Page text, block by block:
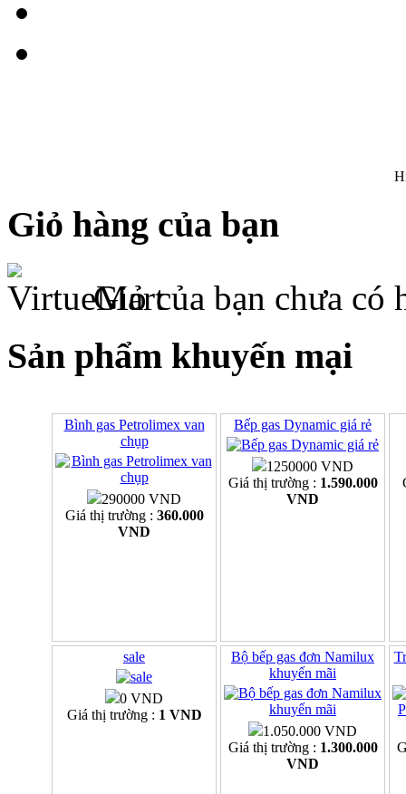
Giỏ hàng của bạn
Giỏ của bạn chưa có
Sản phẩm khuyến mại
Bình gas Petrolimex van
chụp
290000 VND
Giá thị trường : 360.000
VND
Bếp gas Dynamic giá rẻ
1250000 VND
Giá thị trường : 1.590.000
VND
sale
0 VND
Giá thị trường : 1 VND
Bộ bếp gas đơn Namilux
khuyến mãi
1.050.000 VND
Giá thị trường : 1.300.000
VND